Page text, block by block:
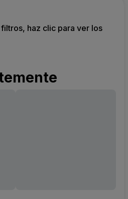
haz clic para ver los